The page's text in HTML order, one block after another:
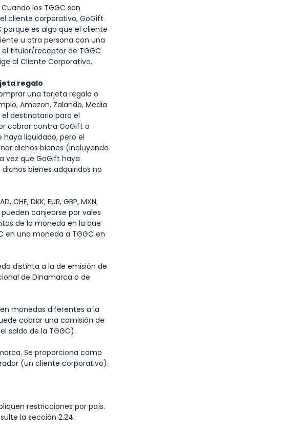
Cuando los TGGC son
cliente corporativo, GoGift
porque es algo que el cliente
u otra persona con una
titular/receptor de TGGC
al Cliente Corporativo.
regalo
una tarjeta regalo o
Amazon, Zalando, Media
destinatario para el
cobrar contra GoGift a
liquidado, pero el
dichos bienes (incluyendo
vez que GoGift haya
bienes adquiridos no
DKK, EUR, GBP, MXN,
pueden canjearse por vales
de la moneda en la que
en una moneda a TGGC en
distinta a la de emisión de
de Dinamarca o de
monedas diferentes a la
cobrar una comisión de
saldo de la TGGC).
Se proporciona como
(un cliente corporativo).
restricciones por país.
la sección 2.24.